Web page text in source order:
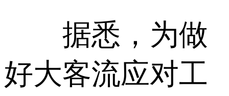
据悉，为做
好大客流应对工